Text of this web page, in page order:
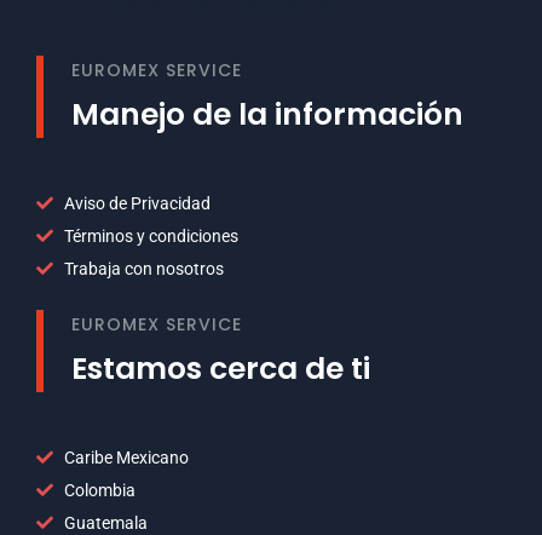
EUROMEX SERVICE
Manejo de la información
Aviso de Privacidad
Términos y condiciones
Trabaja con nosotros
EUROMEX SERVICE
Estamos cerca de ti
Caribe Mexicano
Colombia
Guatemala